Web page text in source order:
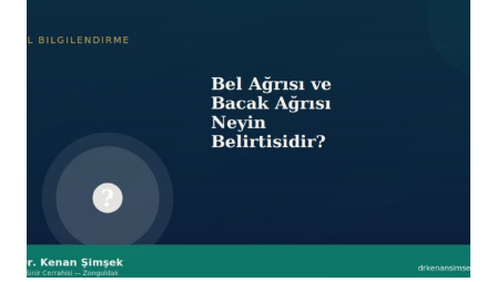
SÜRECINI